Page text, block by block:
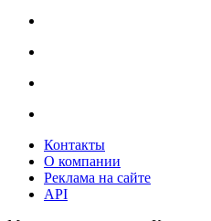
Контакты
О компании
Реклама на сайте
API